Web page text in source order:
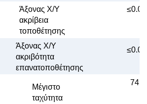
Άξονας X/Y
ακρίβεια
τοποθέτησης
≤0.05
Άξονας X/Y
ακριβότητα
επανατοποθέτησης
Μέγιστο
ταχύτητα